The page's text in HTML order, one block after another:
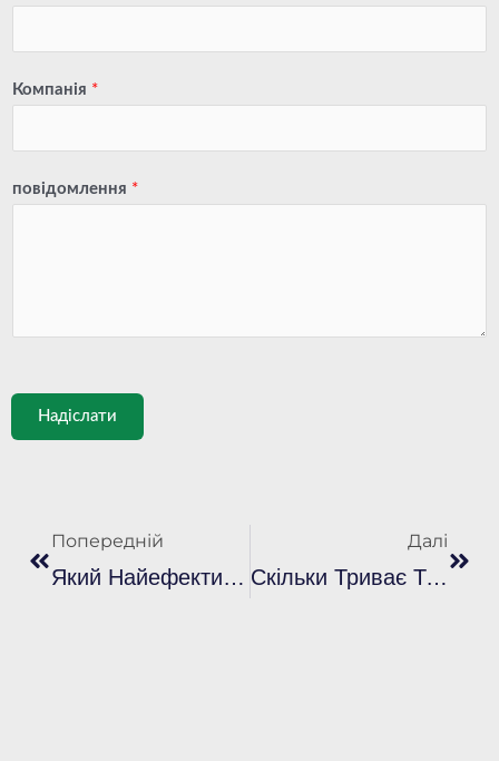
Компанія *
повідомлення *
Надіслати
Попередній
Який Найефективніший Засіб Для Видалення Стійких Плям Із Пластизолю Трафаретного Друку?
Далі
Скільки Триває Термін Придатності Пластизолевих Чорнил За Умови Правильного Зберігання?